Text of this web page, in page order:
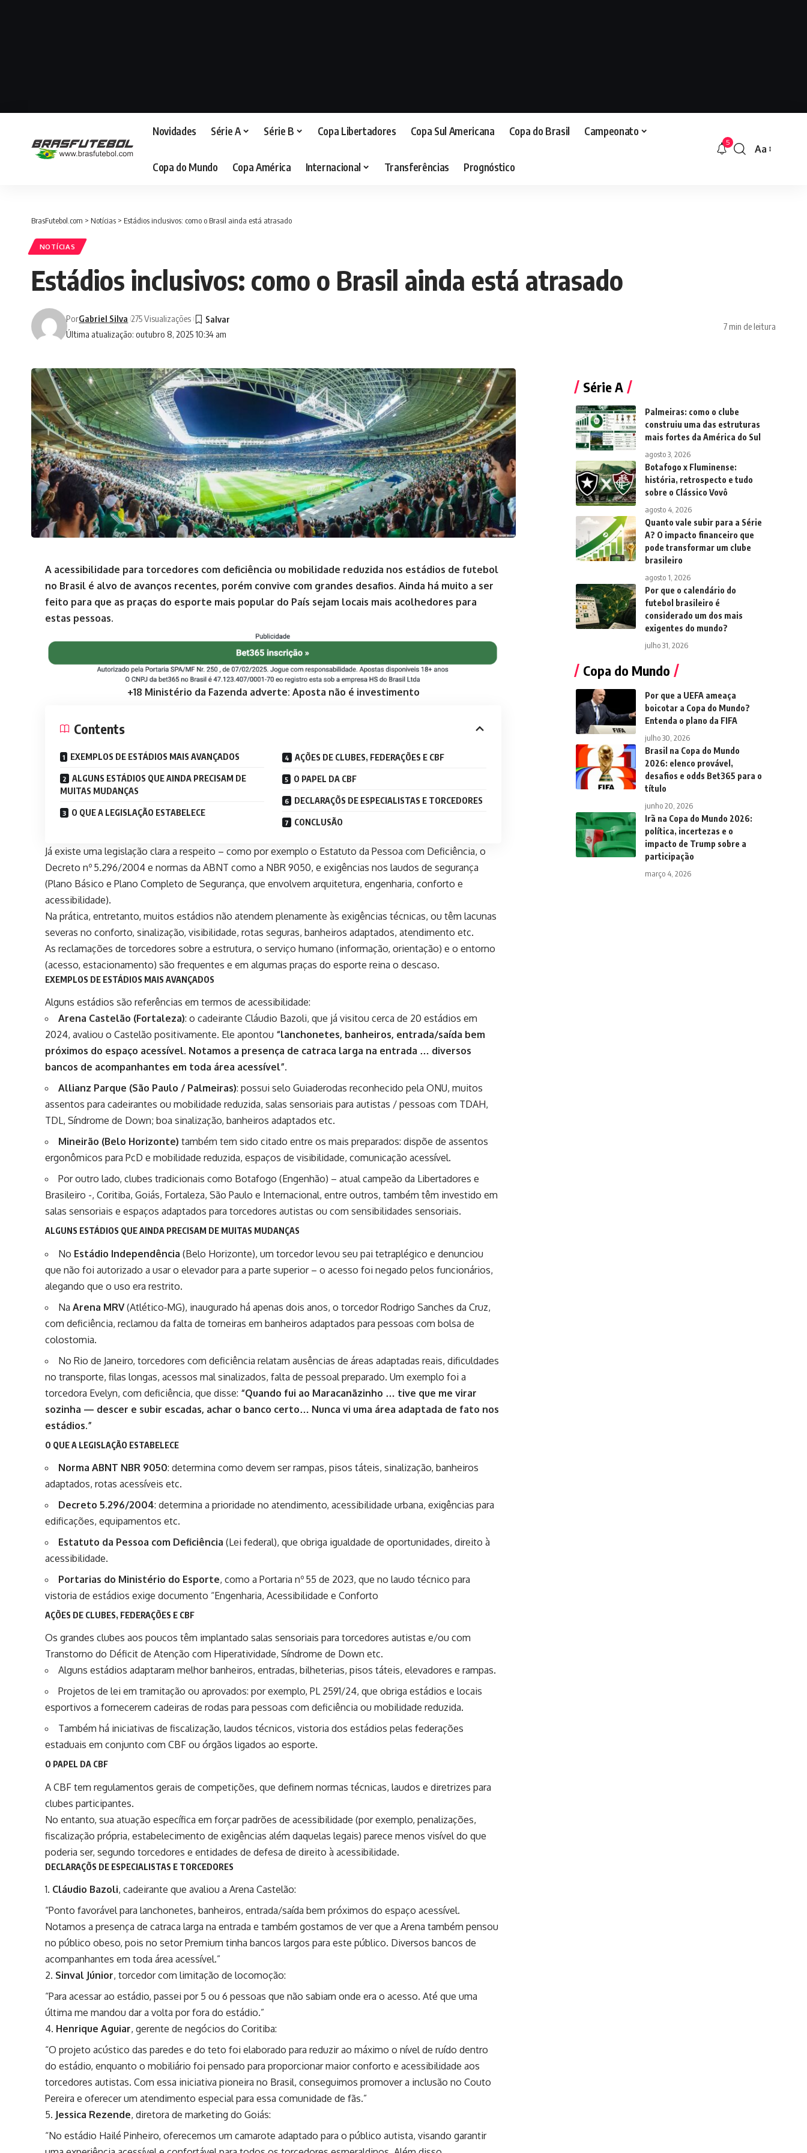
Novidades Série A Série B Copa Libertadores Copa Sul Americana Copa do Brasil Campeonato
Copa do Mundo Copa América Internacional Transferências Prognóstico
5
Aa
BrasFutebol.com > Notícias > Estádios inclusivos: como o Brasil ainda está atrasado
NOTÍCIAS
Estádios inclusivos: como o Brasil ainda está atrasado
Última atualização: outubro 8, 2025 10:34 am
PorGabriel Silva 275 Visualizações
7 min de leitura
A acessibilidade para torcedores com deficiência ou mobilidade reduzida nos estádios de futebol
no Brasil é alvo de avanços recentes, porém convive com grandes desafios. Ainda há muito a ser
feito para que as praças do esporte mais popular do País sejam locais mais acolhedores para
estas pessoas.
+18 Ministério da Fazenda adverte: Aposta não é investimento
Contents
EXEMPLOS DE ESTÁDIOS MAIS AVANÇADOS
ALGUNS ESTÁDIOS QUE AINDA PRECISAM DE
MUITAS MUDANÇAS
O QUE A LEGISLAÇÃO ESTABELECE
AÇÕES DE CLUBES, FEDERAÇÕES E CBF
O PAPEL DA CBF
DECLARAÇÕS DE ESPECIALISTAS E TORCEDORES
CONCLUSÃO
Já existe uma legislação clara a respeito – como por exemplo o Estatuto da Pessoa com Deficiência, o
Decreto nº 5.296/2004 e normas da ABNT como a NBR 9050, e exigências nos laudos de segurança
(Plano Básico e Plano Completo de Segurança, que envolvem arquitetura, engenharia, conforto e
acessibilidade).
Na prática, entretanto, muitos estádios não atendem plenamente às exigências técnicas, ou têm lacunas
severas no conforto, sinalização, visibilidade, rotas seguras, banheiros adaptados, atendimento etc.
As reclamações de torcedores sobre a estrutura, o serviço humano (informação, orientação) e o entorno
(acesso, estacionamento) são frequentes e em algumas praças do esporte reina o descaso.
EXEMPLOS DE ESTÁDIOS MAIS AVANÇADOS
Algunsestádios são referências em termos de acessibilidade:
Arena Castelão (Fortaleza): o cadeirante Cláudio Bazoli, que já visitou cerca de 20 estádios em
2024, avaliou o Castelão positivamente. Ele apontou “lanchonetes, banheiros, entrada/saída bem
próximos do espaço acessível. Notamos a presença de catraca larga na entrada … diversos
bancos de acompanhantes em toda área acessível”.
Allianz Parque (São Paulo / Palmeiras): possui selo Guiaderodas reconhecido pela ONU, muitos
assentos para cadeirantes ou mobilidade reduzida, salas sensoriais para autistas / pessoas com TDAH,
TDL, Síndrome de Down; boa sinalização, banheiros adaptados etc.
Mineirão (Belo Horizonte) também tem sido citado entre os mais preparados: dispõe de assentos
ergonômicos para PcD e mobilidade reduzida, espaços de visibilidade, comunicação acessível.
Por outro lado, clubes tradicionais como Botafogo (Engenhão) – atual campeão da Libertadores e
Brasileiro -, Coritiba, Goiás, Fortaleza, São Paulo e Internacional, entre outros, também têm investido em
salas sensoriais e espaços adaptados para torcedores autistas ou com sensibilidades sensoriais.
ALGUNS ESTÁDIOS QUE AINDA PRECISAM DE MUITAS MUDANÇAS
No Estádio Independência (Belo Horizonte), um torcedor levou seu pai tetraplégico e denunciou
que não foi autorizado a usar o elevador para a parte superior – o acesso foi negado pelos funcionários,
alegando que o uso era restrito.
NaArena MRV(Atlético‑MG), inaugurado há apenas dois anos, o torcedor Rodrigo Sanches da Cruz,
com deficiência, reclamou da falta de torneiras em banheiros adaptados para pessoas com bolsa de
colostomia.
No Rio de Janeiro, torcedores com deficiência relatam ausências de áreas adaptadas reais, dificuldades
no transporte, filas longas, acessos mal sinalizados, falta de pessoal preparado. Um exemplo foi a
torcedora Evelyn, com deficiência, que disse: “Quando fui ao Maracanãzinho … tive que me virar
sozinha — descer e subir escadas, achar o banco certo… Nunca vi uma área adaptada de fato nos
estádios.”
O QUE A LEGISLAÇÃO ESTABELECE
Norma ABNT NBR 9050: determina como devem ser rampas, pisos táteis, sinalização, banheiros
adaptados, rotas acessíveis etc.
Decreto 5.296/2004: determina a prioridade no atendimento, acessibilidade urbana, exigências para
edificações, equipamentos etc.
Estatuto da Pessoa com Deficiência (Lei federal), que obriga igualdade de oportunidades, direito à
acessibilidade.
Portarias do Ministério do Esporte, como a Portaria nº 55 de 2023, que no laudo técnico para
vistoria de estádios exige documento “Engenharia, Acessibilidade e Conforto
AÇÕES DE CLUBES, FEDERAÇÕES E CBF
Os grandes clubes aos poucos têm implantado salas sensoriais para torcedores autistas e/ou com
Transtorno do Déficit de Atenção com Hiperatividade, Síndrome de Down etc.
Alguns estádios adaptaram melhor banheiros, entradas, bilheterias, pisos táteis, elevadores e rampas.
Projetos de lei em tramitação ou aprovados: por exemplo, PL 2591/24, que obriga estádios e locais
esportivos a fornecerem cadeiras de rodas para pessoas com deficiência ou mobilidade reduzida.
Também há iniciativas de fiscalização, laudos técnicos, vistoria dos estádios pelas federações
estaduais em conjunto com CBF ou órgãos ligados ao esporte.
O PAPEL DA CBF
A CBF tem regulamentos gerais de competições, que definem normas técnicas, laudos e diretrizes para
clubes participantes.
No entanto, sua atuação específica em forçar padrões de acessibilidade (por exemplo, penalizações,
fiscalização própria, estabelecimento de exigências além daquelas legais) parece menos visível do que
poderia ser, segundo torcedores e entidades de defesa de direito à acessibilidade.
DECLARAÇÕS DE ESPECIALISTAS E TORCEDORES
Cláudio Bazoli, cadeirante que avaliou a Arena Castelão:
“Ponto favorável para lanchonetes, banheiros, entrada/saída bem próximos do espaço acessível.
Notamos a presença de catraca larga na entrada e também gostamos de ver que a Arena também pensou
no público obeso, pois no setor Premium tinha bancos largos para este público. Diversos bancos de
acompanhantes em toda área acessível.”
Sinval Júnior, torcedor com limitação de locomoção:
“Para acessar ao estádio, passei por 5 ou 6 pessoas que não sabiam onde era o acesso. Até que uma
última me mandou dar a volta por fora do estádio.”
Henrique Aguiar, gerente de negócios do Coritiba:
“O projeto acústico das paredes e do teto foi elaborado para reduzir ao máximo o nível de ruído dentro
do estádio, enquanto o mobiliário foi pensado para proporcionar maior conforto e acessibilidade aos
torcedores autistas. Com essa iniciativa pioneira no Brasil, conseguimos promover a inclusão no Couto
Pereira e oferecer um atendimento especial para essa comunidade de fãs.”
Jessica Rezende, diretora de marketing do Goiás:
“No estádio Hailé Pinheiro, oferecemos um camarote adaptado para o público autista, visando garantir
Série A
Palmeiras: como o clube
construiu uma das estruturas
mais fortes da América do Sul
agosto 3, 2026
Botafogo x Fluminense:
história, retrospecto e tudo
sobre o Clássico Vovô
agosto 4, 2026
Quanto vale subir para a Série
A? O impacto financeiro que
pode transformar um clube
brasileiro
agosto 1, 2026
Por que o calendário do
futebol brasileiro é
considerado um dos mais
exigentes do mundo?
julho 31, 2026
Copa do Mundo
Por que a UEFA ameaça
boicotar a Copa do Mundo?
Entenda o plano da FIFA
julho 30, 2026
Brasil na Copa do Mundo
2026: elenco provável,
desafios e odds Bet365 para o
título
junho 20, 2026
Irã na Copa do Mundo 2026:
política, incertezas e o
impacto de Trump sobre a
participação
março 4, 2026